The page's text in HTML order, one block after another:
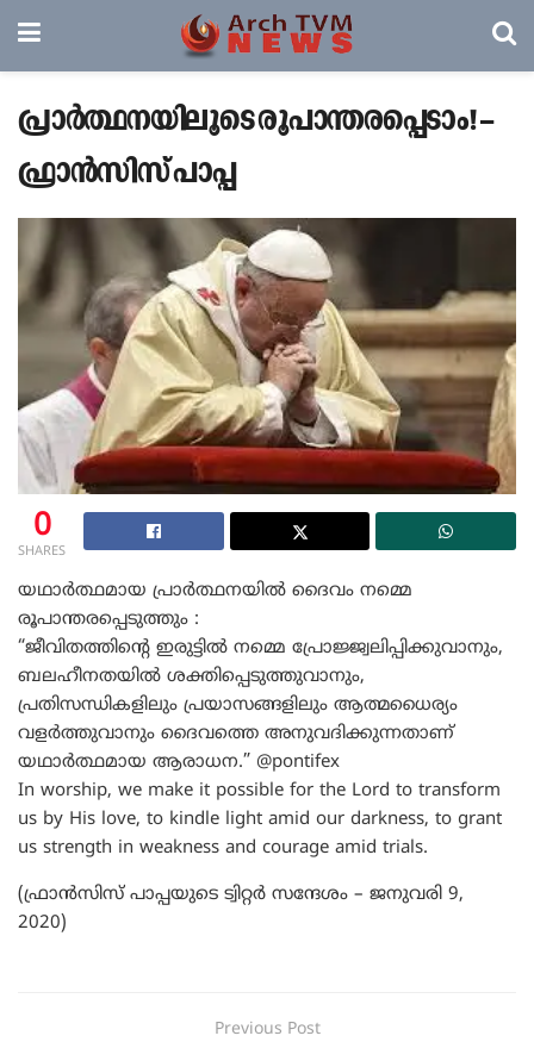
പ്രാര്‍ത്ഥനയിലൂടെ രൂപാന്തരപ്പെടാം! –
ഫ്രാന്‍സിസ് പാപ്പ
0
SHARES
യഥാര്‍ത്ഥമായ പ്രാര്‍ത്ഥനയില്‍ ദൈവം നമ്മെ
രൂപാന്തരപ്പെടുത്തും :
“ജീവിതത്തിന്‍റെ ഇരുട്ടില്‍ നമ്മെ പ്രോജ്ജ്വലിപ്പിക്കുവാനും,
ബലഹീനതയില്‍ ശക്തിപ്പെടുത്തുവാനും,
പ്രതിസന്ധികളിലും പ്രയാസങ്ങളിലും ആത്മധൈര്യം
വളര്‍ത്തുവാനും ദൈവത്തെ അനുവദിക്കുന്നതാണ്
യഥാര്‍ത്ഥമായ ആരാധന.” @pontifex
In worship, we make it possible for the Lord to transform
us by His love, to kindle light amid our darkness, to grant
us strength in weakness and courage amid trials.
(ഫ്രാൻസിസ് പാപ്പയുടെ ട്വിറ്റർ സന്ദേശം – ജനുവരി 9,
2020)
Previous Post